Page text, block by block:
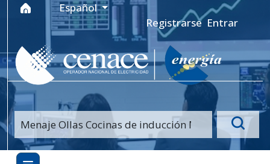
Ir al menú de navegación principal
Ir al contenido principal
Ir al pie de página del sitio
Idioma
Español
Registrarse Entrar